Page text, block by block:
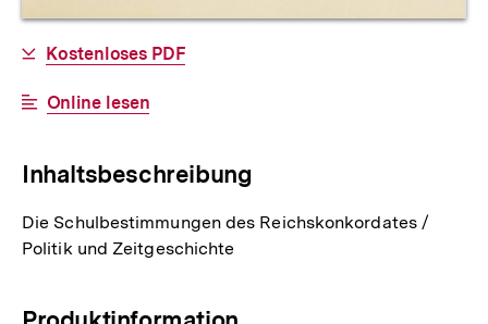
Allgemeine
Informationen
Download-
Kostenloses PDF
Interner
Online lesen
Inhaltsbeschreibung
Die Schulbestimmungen des Reichskonkordates /
Politik und Zeitgeschichte